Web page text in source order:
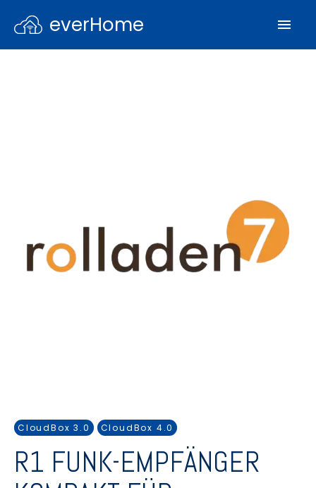
everHome
CloudBox 3.0 CloudBox 4.0
R1 FUNK-EMPFÄNGER